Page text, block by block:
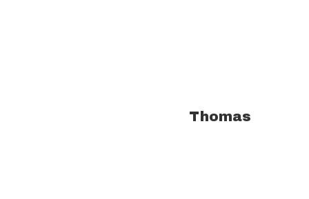
Thomas